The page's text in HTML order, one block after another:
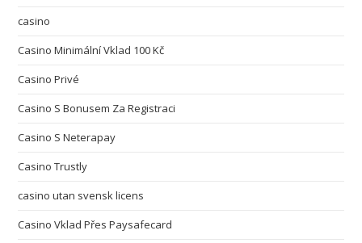
casino
Casino Minimální Vklad 100 Kč
Casino Privé
Casino S Bonusem Za Registraci
Casino S Neterapay
Casino Trustly
casino utan svensk licens
Casino Vklad Přes Paysafecard